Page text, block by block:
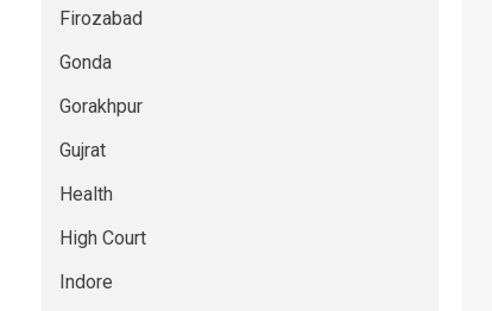
Firozabad
Gonda
Gorakhpur
Gujrat
Health
High Court
Indore